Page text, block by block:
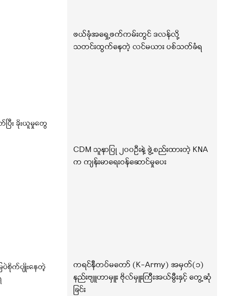
ပြီး ခိုးယူမှုတွေ
ပဲစိုက်ပျိုးနေတဲ့
ဖယ်ခုံအရှေ့ဖက်ကမ်းတွင် ဒလန်လို့
သတင်းထွက်နေတဲ့ လင်မယား ပစ်သတ်ခံရ
CDM သူနာပြု ၂၀၀ဦးနဲ့ ဖွဲ့စည်းထားတဲ့ KNA
က ကျန်းမာရေးဝန်ဆောင်မှုပေး
ကရင်နီတပ်မတော် (K-Army) အမှတ်(၁)
နည်းဗျူဟာမှူး ဗိုလ်မှူးကြီးအယ်မွီးနှင့် တွေ့ဆုံ
ခြင်း